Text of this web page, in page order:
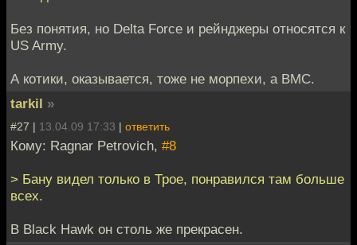
Без понятия, но Delta Force и рейнджеры относятся к
US Army.
А котики, оказывается, тоже не морпехи, а ВМС.
tarkil »
#27 | 13.04.09 17:33 | ответить
Кому: Ragnar Petrovich, #8
> Бану видел только в Трое, понравился там больше
всех.
В Black Hawk он столь же прекрасен.